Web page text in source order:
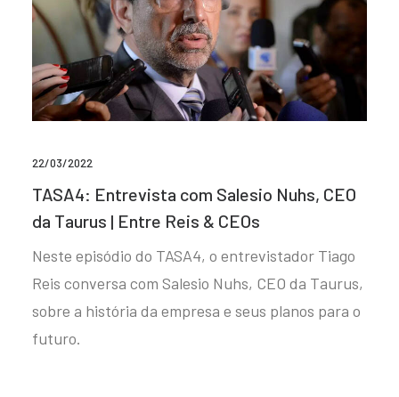
22/03/2022
TASA4: Entrevista com Salesio Nuhs, CEO
da Taurus | Entre Reis & CEOs
Neste episódio do TASA4, o entrevistador Tiago
Reis conversa com Salesio Nuhs, CEO da Taurus,
sobre a história da empresa e seus planos para o
futuro.